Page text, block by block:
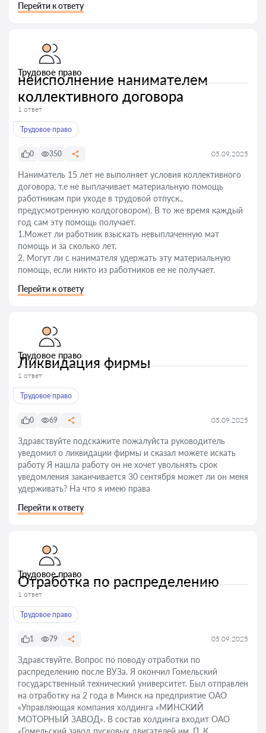
Перейти к ответу
Трудовое право
неисполнение нанимателем
коллективного договора
1 ответ
Трудовое право
0 350 05.09.2025
Наниматель 15 лет не выполняет условия коллективного
договора, т.е не выплачивает материальную помощь
работникам при уходе в трудовой отпуск.,
предусмотренную колдоговором). В то же время каждый
год сам эту помощь получает.
1.Может ли работник взыскать невыплаченную мат
помощь и за сколько лет.
2. Могут ли с нанимателя удержать эту материальную
помощь, если никто из работников ее не получает.
Перейти к ответу
Трудовое право
Ликвидация фирмы
1 ответ
Трудовое право
0 69 05.09.2025
Здравствуйте подскажите пожалуйста руководитель
уведомил о ликвидации фирмы и сказал можете искать
работу Я нашла работу он не хочет увольнять срок
уведомления заканчивается 30 сентября может ли он меня
удерживать? На что я имею права
Перейти к ответу
Трудовое право
Отработка по распределению
1 ответ
Трудовое право
1 79 05.09.2025
Здравствуйте. Вопрос по поводу отработки по
распределению после ВУЗа. Я окончил Гомельский
государственный технический университет. Был отправлен
на отработку на 2 года в Минск на предприятие ОАО
«Управляющая компания холдинга «МИНСКИЙ
МОТОРНЫЙ ЗАВОД». В состав холдинга входит ОАО
«Гомельский завод пусковых двигателей им. П. К.